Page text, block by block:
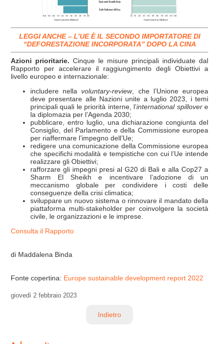
LEGGI ANCHE – L’UE È IL SECONDO IMPORTATORE DI
“DEFORESTAZIONE INCORPORATA” DOPO LA CINA
Azioni prioritarie. Cinque le misure principali individuate dal
Rapporto per accelerare il raggiungimento degli Obiettivi a
livello europeo e internazionale:
includere nellavoluntary-review, che l’Unione europea
deve presentare alle Nazioni unite a luglio 2023, i temi
principali quali le priorità interne, l’international spillovere
la diplomazia per l’Agenda 2030;
pubblicare, entro luglio, una dichiarazione congiunta del
Consiglio, del Parlamento e della Commissione europea
per riaffermare l’impegno dell’Ue;
redigere una comunicazione della Commissione europea
che specifichi modalità e tempistiche con cui l’Ue intende
realizzare gli Obiettivi;
rafforzare gli impegni presi al G20 di Bali e alla Cop27 a
Sharm El Sheikh e incentivare l’adozione di un
meccanismo globale per condividere i costi delle
conseguenze della crisi climatica;
sviluppare un nuovo sistema o rinnovare il mandato della
piattaforma multi-stakeholder per coinvolgere la società
civile, le organizzazioni e le imprese.
Consulta il Rapporto
di Maddalena Binda
Fonte copertina: Europe sustainable development report 2022
giovedì 2 febbraio 2023
Indietro